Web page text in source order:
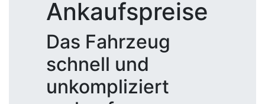
Ankaufspreise
Das Fahrzeug
schnell und
unkompliziert